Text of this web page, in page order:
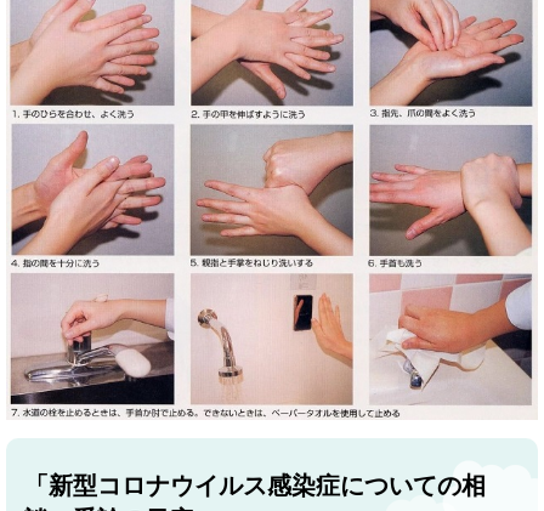
「新型コロナウイルス感染症についての相